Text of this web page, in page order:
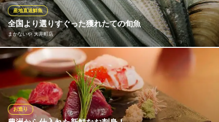
仲卸直営 とろぼっち OIMACHI TRACKS
仲卸が営む魚専門店
ＪＲ京浜東北線大井町駅トラックス口 徒歩5分
東京都品川区広町2-1-17 OIMACHI TRACKS
全国より選りすぐった獲れたての旬魚
まかないや 大井町店
産地直送鮮魚
「ここの魚は旨い」と多くの魚好きを魅了する当店の鮮魚。店主
が毎日確かな目利きで仕入れる厳選の海の幸は、まさに獲れたて
の美味しさそのもの。そんな新鮮な海の恵みが毎日、日替りで登
場。お刺身をメインに、食材味溢れるスタイルで調理した一品料
理も、是非味わっていただきたい逸品です。
お造り